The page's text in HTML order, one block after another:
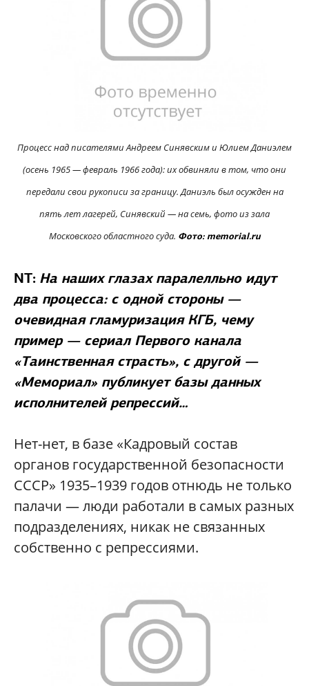
Процесс над писателями Андреем Синявским и Юлием Даниэлем
(осень 1965 — февраль 1966 года): их обвиняли в том, что они
передали свои рукописи за границу. Даниэль был осужден на
пять лет лагерей, Синявский — на семь, фото из зала
Московского областного суда. Фото: memorial.ru
NT: На наших глазах паралелльно идут
два процесса: с одной стороны —
очевидная гламуризация КГБ, чему
пример — сериал Первого канала
«Таинственная страсть», с другой —
«Мемориал» публикует базы данных
исполнителей репрессий…
Нет-нет, в базе «Кадровый состав
органов государственной безопасности
СССР» 1935–1939 годов отнюдь не только
палачи — люди работали в самых разных
подразделениях, никак не связанных
собственно с репрессиями.